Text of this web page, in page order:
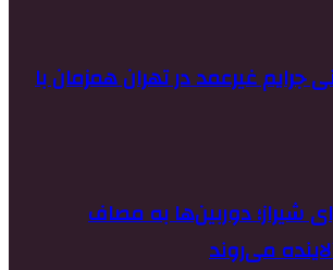
زندانی جرایم غیرعمد در تهران همزمان با
شیراز؛ دوربین‌ها به مصاف
می‌روند